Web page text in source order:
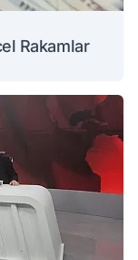
Rakamlar